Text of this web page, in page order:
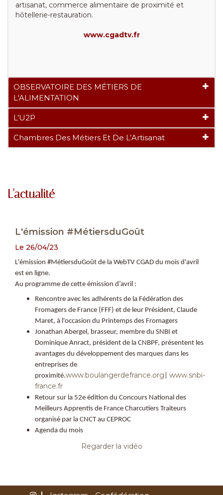
artisanat, commerce alimentaire de proximité et
hôtellerie-restauration.
www.cgadtv.fr
OBSERVATOIRE DES MÉTIERS DE
L'ALIMENTATION
L’U2P
Chambres Des Métiers Et De L’Artisanat
L'actualité
L'émission #MétiersduGoût
Le 26/04/23
L'émission #MétiersduGoût de la WebTV CGAD du mois d'avril
est en ligne.
Au programme de cette émission d’avril :
Rencontre avec les adhérents de la Fédération des
Fromagers de France (FFF) et de leur Président, Claude
Maret, à l'occasion du Printemps des Fromagers
Jonathan Abergel, brasseur, membre du SNBI et
Dominique Anract, président de la CNBPF, présentent les
avantages du développement des marques dans les
entreprises de
proximité.www.boulangerdefrance.org
www.snbi-
france.fr
Retour sur la 52e édition du Concours National des
Meilleurs Apprentis de France Charcutiers Traiteurs
organisé par la CNCT au CEPROC
Agenda du mois ​
Regarder la vidéo